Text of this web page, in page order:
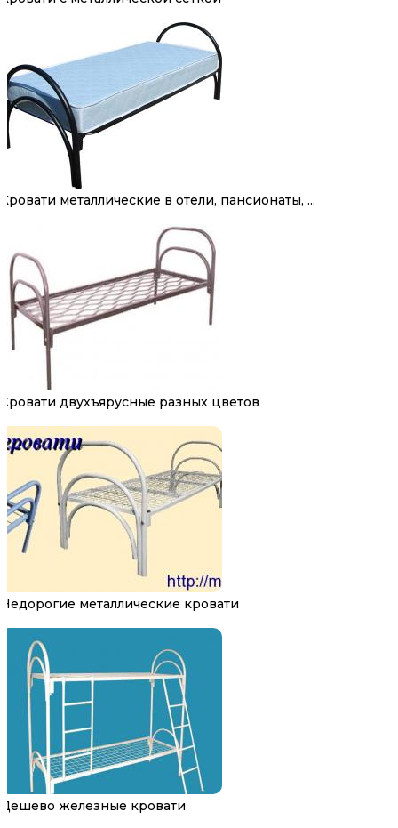
Кровати металлические в отели, пансионаты, ...
Кровати двухъярусные разных цветов
Недорогие металлические кровати
Дешево железные кровати